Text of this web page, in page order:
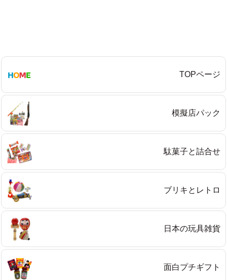
TOPページ
模擬店パック
駄菓子と詰合せ
ブリキとレトロ
日本の玩具雑貨
面白プチギフト